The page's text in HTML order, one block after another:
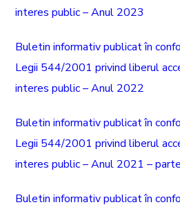
interes public – Anul 2023
Buletin informativ publicat în
Legii 544/2001 privind liberul
interes public – Anul 2022
Buletin informativ publicat în
Legii 544/2001 privind liberul
interes public – Anul 2021 –
Buletin informativ publicat în